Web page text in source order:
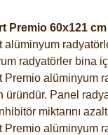
Premio 60x121
alüminyum
radyatörler bina
Premio alüminyum
üründür. Panel
miktarını
Premio alüminyum